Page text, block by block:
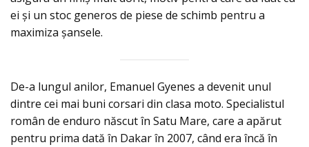
ei şi un stoc generos de piese de schimb pentru a
maximiza şansele.
De-a lungul anilor, Emanuel Gyenes a devenit unul
dintre cei mai buni corsari din clasa moto. Specialistul
român de enduro născut în Satu Mare, care a apărut
pentru prima dată în Dakar în 2007, când era încă în